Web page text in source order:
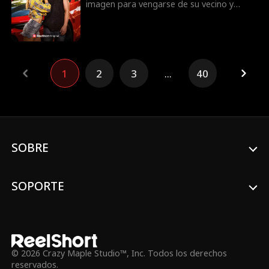
imagen para vengarse de su vecino y
conquistarla, ¿hasta dónde llegará antes
de descubrir que quien sabotea cada uno
de sus intentos es, en realidad, el único
1 2 3 ... 40
SOBRE
SOPORTE
© 2026 Crazy Maple Studio™, Inc. Todos los derechos
reservados.